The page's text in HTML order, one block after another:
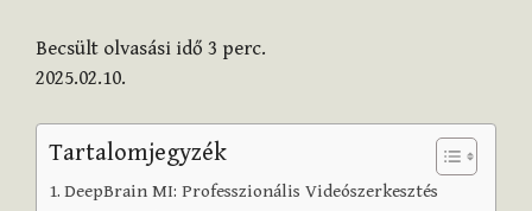
Becsült olvasási idő 3 perc.
2025.02.10.
Tartalomjegyzék
DeepBrain MI: Professzionális Videószerkesztés